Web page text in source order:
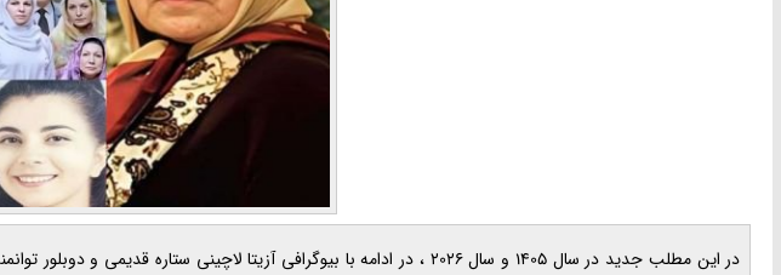
در این مطلب جدید در سال 1405 و سال 2026 ، در ادامه با بیوگرافی آزیتا لاچینی